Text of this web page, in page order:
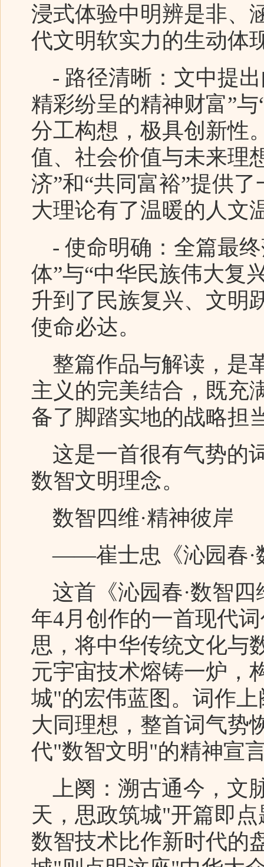
浸式体验中明辨是非、
代文明软实力的生动体
- 路径清晰：文中提
精彩纷呈的精神财富”
分工构想，极具创新性
值、社会价值与未来理
济”和“共同富裕”提供
大理论有了温暖的人文
- 使命明确：全篇最
体”与“中华民族伟大复
升到了民族复兴、文明
使命必达。
整篇作品与解读，是
主义的完美结合，既充
备了脚踏实地的战略担
这是一首很有气势的
数智文明理念。
数智四维·精神彼岸
——崔士忠《沁园春·
这首《沁园春·数智四
年4月创作的一首现代
思，将中华传统文化与
元宇宙技术熔铸一炉，
城"的宏伟蓝图。词作
大同理想，整首词气势
代"数智文明"的精神宣
上阕：溯古通今，文
天，思政筑城"开篇即
数智技术比作新时代的